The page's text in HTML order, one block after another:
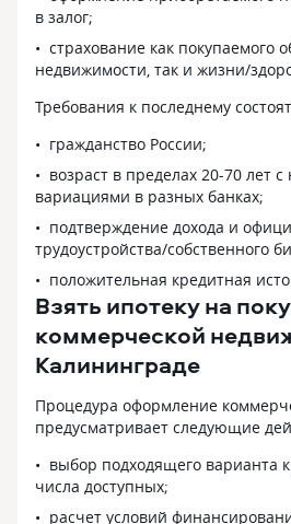
отказали, на этапе моих
документов. На секунду
я заплатила 50000 т. Р. , Без
так как причину отказа от банка
мы не знаем. И после этого отказа,
Сбербанк как будто меня
заблокировал ото всех банковских
отказывали даже в рассрочку
что-либо (Прошло после полгода,
и мы с мужем решили вместе
на ипотеку феврале 2025 года,
области, молодая семья двое
И как оказалось не так всё
На словах наше государство,
мило всё рассказывает по
Стали подавать Альфа, ВТБ,
совкомбанк и банк спб послали
Тинькофф даже не
простите откуда такие деньги (
И вуаля Сбербанк как обычно
одобряет предварительно. Мы
в залог;
страхование как покупаемого
недвижимости, так и жизни/
Требования к последнему
гражданство России;
возраст в пределах 20-70 лет
вариациями в разных банках;
подтверждение дохода и
трудоустройства/собственного
положительная кредитная
Взять ипотеку на
коммерческой
Калининграде
Процедура оформление
предусматривает следующие
выбор подходящего варианта
числа доступных;
расчет условий